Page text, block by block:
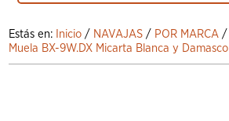
Estás en: Inicio / NAVAJAS / POR MARCA /
Muela BX-9W.DX Micarta Blanca y Damasco